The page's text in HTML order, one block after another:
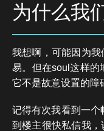
为什么我
我想啊，可能因为
易。但在soul这样的
它不是故意设置的
记得有次我看到一个
到楼主很快私信我